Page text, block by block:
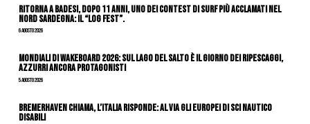
Ritorna a Badesi, dopo 11 anni, uno dei contest di surf più acclamati nel
nord Sardegna: il “Log Fest”.
6 Agosto 2026
Mondiali di Wakeboard 2026: sul Lago del Salto è il giorno dei ripescaggi,
azzurri ancora protagonisti
5 Agosto 2026
Bremerhaven chiama, l’Italia risponde: al via gli Europei di Sci Nautico
Disabili